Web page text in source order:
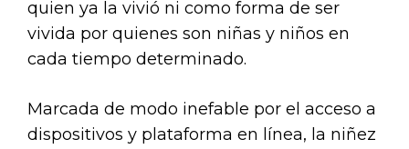
quien ya la vivió ni como forma de ser
vivida por quienes son niñas y niños en
cada tiempo determinado.
Marcada de modo inefable por el acceso a
dispositivos y plataforma en línea, la niñez